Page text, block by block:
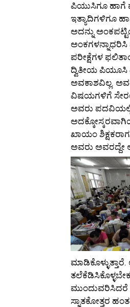
ಪಿಯುಸಿಗೂ ಹಾಗೆ
ಇತ್ಯಾದಿಗಳಿಗೂ
ಅದನ್ನು
ಪರೀಕ್ಷೆಗಳ
ದ್ವಿತೀಯ ಪಿಯೂಸಿ
ಅವಕಾಶವಿಲ್ಲ.
ವಿಷಯಗಳಿಗೆ
ಅವರು
ಖಾಯಂ
ಅವರು ಅವರದ್ದೇ
ಮುಂದುವರಿಸಿದರೆ
ಸ್ನಾತಕೋತ್ತರ